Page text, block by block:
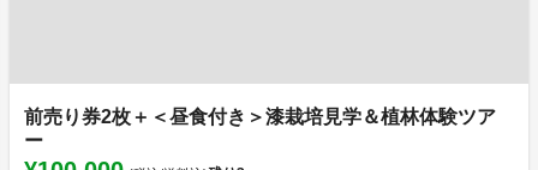
前売り券2枚＋＜昼食付き＞漆栽培見学＆植林体験ツア
ー